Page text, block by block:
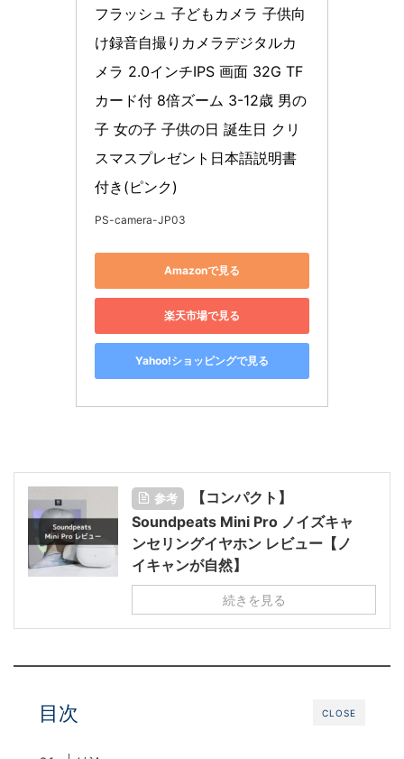
フラッシュ 子どもカメラ 子供向
け録音自撮りカメラデジタルカ
メラ 2.0インチIPS 画面 32G TF
カード付 8倍ズーム 3-12歳 男の
子 女の子 子供の日 誕生日 クリ
スマスプレゼント日本語説明書
付き(ピンク)
PS-camera-JP03
Amazonで見る
楽天市場で見る
Yahoo!ショッピングで見る
参考
【コンパクト】
Soundpeats Mini Pro ノイズキャ
ンセリングイヤホン レビュー【ノ
イキャンが自然】
続きを見る
CLOSE
目次